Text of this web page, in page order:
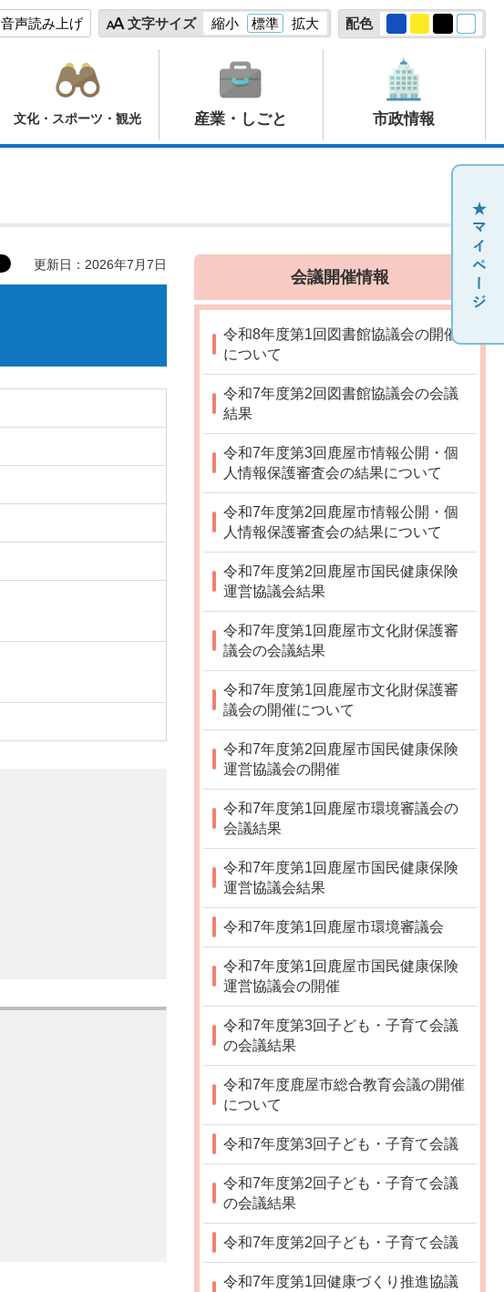
音声読み上げ 文字サイズ 縮小 標準 拡大 配色
文化・スポーツ・観光 産業・しごと 市政情報
更新日：2026年7月7日
会議開催情報
令和8年度第1回図書館協議会の開催
について
令和7年度第2回図書館協議会の会議
結果
令和7年度第3回鹿屋市情報公開・個
人情報保護審査会の結果について
令和7年度第2回鹿屋市情報公開・個
人情報保護審査会の結果について
令和7年度第2回鹿屋市国民健康保険
運営協議会結果
令和7年度第1回鹿屋市文化財保護審
議会の会議結果
令和7年度第1回鹿屋市文化財保護審
議会の開催について
令和7年度第2回鹿屋市国民健康保険
運営協議会の開催
令和7年度第1回鹿屋市環境審議会の
会議結果
令和7年度第1回鹿屋市国民健康保険
運営協議会結果
令和7年度第1回鹿屋市環境審議会
令和7年度第1回鹿屋市国民健康保険
運営協議会の開催
令和7年度第3回子ども・子育て会議
の会議結果
令和7年度鹿屋市総合教育会議の開催
について
令和7年度第3回子ども・子育て会議
令和7年度第2回子ども・子育て会議
の会議結果
令和7年度第2回子ども・子育て会議
令和7年度第1回健康づくり推進協議